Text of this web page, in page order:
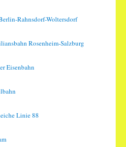
Rahnsdorf-Woltersdorf
Rosenheim-Salzburg
Eisenbahn
Linie 88